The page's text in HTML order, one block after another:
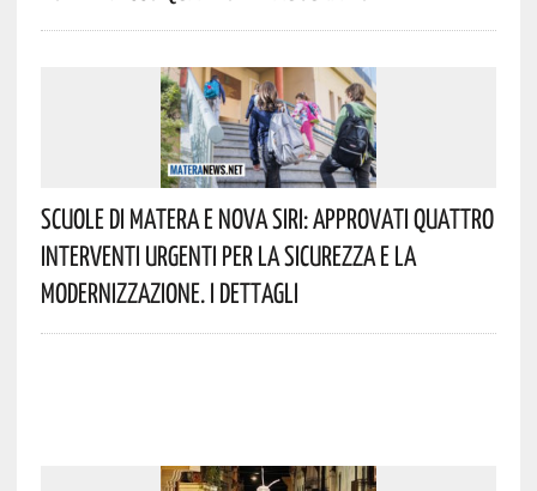
Scuole Di Matera E Nova Siri: Approvati Quattro
Interventi Urgenti Per La Sicurezza E La
Modernizzazione. I Dettagli